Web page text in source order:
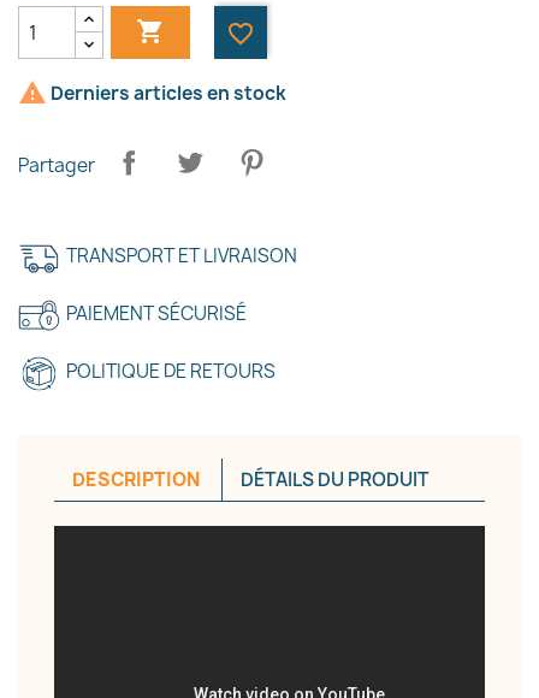
 favorite_border
 Derniers articles en stock
Partager
TRANSPORT ET LIVRAISON
PAIEMENT SÉCURISÉ
POLITIQUE DE RETOURS
DESCRIPTION DÉTAILS DU PRODUIT
Créer une liste d'envies